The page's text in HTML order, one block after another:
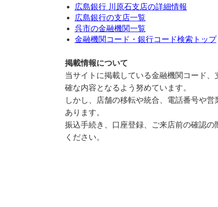
広島銀行 川原石支店の詳細情報
広島銀行の支店一覧
呉市の金融機関一覧
金融機関コード・銀行コード検索トップ
掲載情報について
当サイトに掲載している金融機関コード
確な内容となるよう努めています。
しかし、店舗の移転や統合、電話番号や
あります。
振込手続き、口座登録、ご来店前の確認
ください。